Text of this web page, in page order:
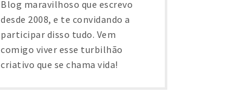
Blog maravilhoso que escrevo
desde 2008, e te convidando a
participar disso tudo. Vem
comigo viver esse turbilhão
criativo que se chama vida!